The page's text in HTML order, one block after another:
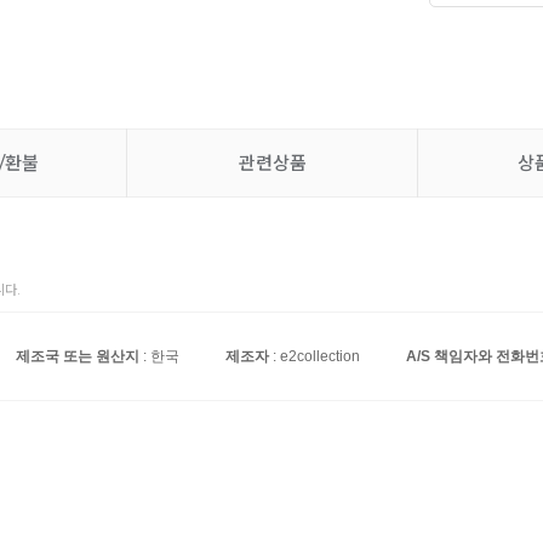
불 관련상품 상
.
제조국 또는 원산지 : 한국 제조자: e2collection A/S 책임자와 전화번